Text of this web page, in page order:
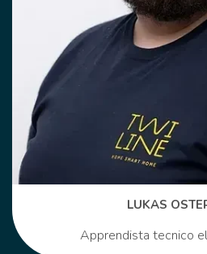
LUKAS
Apprendista tecnico